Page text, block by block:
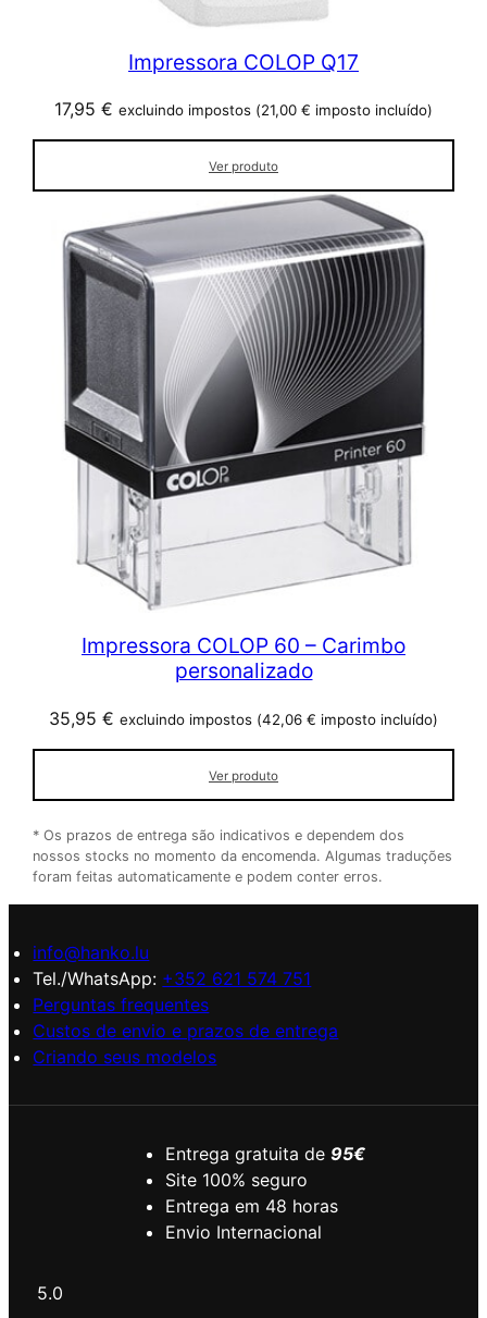
Impressora COLOP Q17
17,95 € excluindo impostos (21,00 € imposto incluído)
Ver produto
Impressora COLOP 60 – Carimbo
personalizado
35,95 € excluindo impostos (42,06 € imposto incluído)
Ver produto
* Os prazos de entrega são indicativos e dependem dos
nossos stocks no momento da encomenda. Algumas traduções
foram feitas automaticamente e podem conter erros.
info@hanko.lu
Tel./WhatsApp: +352 621 574 751
Perguntas frequentes
Custos de envio e prazos de entrega
Criando seus modelos
Entrega gratuita de 95€
Site 100% seguro
Entrega em 48 horas
Envio Internacional
5.0